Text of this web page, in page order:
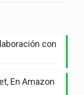
con
En Amazon